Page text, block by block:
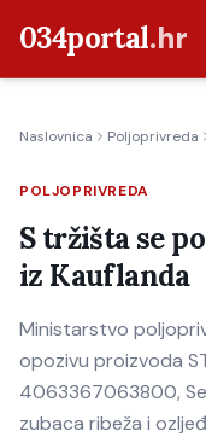
034portal.hr
Crna kronika
Poljoprivreda
Politika
Gospodarstvo
Život
Kultura
Naslovnica Poljoprivreda
POLJOPRIVREDA
S tržišta se
iz Kauflanda
Ministarstvo
opozivu proizvoda
4063367063800,
zubaca ribeža i